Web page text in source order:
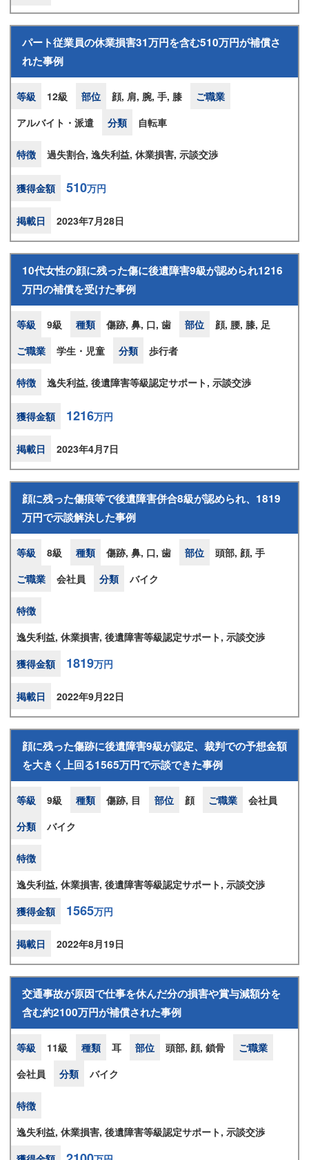
パート従業員の休業損害31万円を含む510万円が補償さ
れた事例
等級 12級 部位 顔, 肩, 腕, 手, 膝
ご職業
アルバイト・派遣
分類 自転車
特徴 過失割合, 逸失利益, 休業損害, 示談交渉
獲得金額 510万円
掲載日 2023年7月28日
10代女性の顔に残った傷に後遺障害9級が認められ1216
万円の補償を受けた事例
等級 9級 種類 傷跡, 鼻, 口, 歯 部位
顔, 腰, 膝, 足
ご職業
学生・児童 分類 歩行者
特徴 逸失利益, 後遺障害等級認定サポート, 示談交渉
獲得金額 1216万円
掲載日 2023年4月7日
顔に残った傷痕等で後遺障害併合8級が認められ、1819
万円で示談解決した事例
等級 8級 種類 傷跡, 鼻, 口, 歯 部位
頭部, 顔, 手
ご職業
会社員 分類 バイク
特徴
逸失利益, 休業損害, 後遺障害等級認定サポート, 示談交渉
獲得金額
1819万円
掲載日 2022年9月22日
顔に残った傷跡に後遺障害9級が認定、裁判での予想金額
を大きく上回る1565万円で示談できた事例
等級 9級 種類 傷跡, 目 部位 顔 ご職業
会社員
分類
バイク
特徴
逸失利益, 休業損害, 後遺障害等級認定サポート, 示談交渉
獲得金額
1565万円
掲載日 2022年8月19日
交通事故が原因で仕事を休んだ分の損害や賞与減額分を
含む約2100万円が補償された事例
等級 11級 種類 耳 部位 頭部, 顔, 鎖骨
ご職業
会社員
分類 バイク
特徴
逸失利益, 休業損害, 後遺障害等級認定サポート, 示談交渉